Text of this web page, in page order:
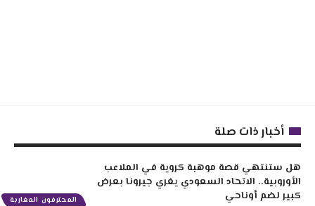
أخبار ذات صلة
المحترفون المغاربة
هل ستنتهي قصة موهبة كروية في الملاعب
الأوروبية.. الاتحاد السعودي يغري جيرونا بعرض
كبير لضم أوناحي